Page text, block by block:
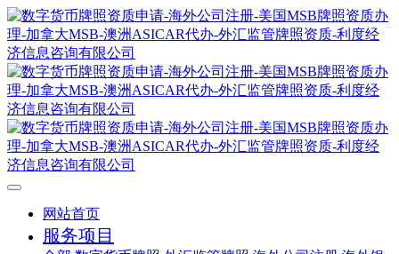
网站首页
服务项目